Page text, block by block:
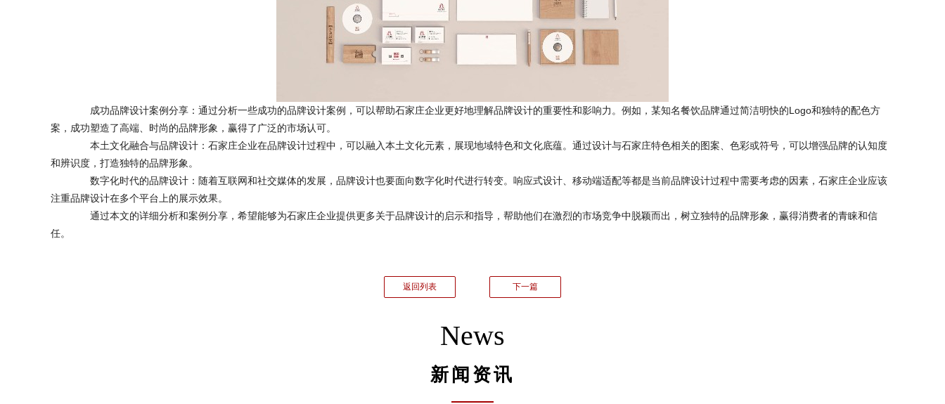
成功品牌设计案例分享：通过分析一些成功的品牌设计案例，可以帮助石家庄企业更好地理解品牌设计的重要性和影响力。例如，某知名餐饮品牌通过简洁明快的Logo和独特的配色方
案，成功塑造了高端、时尚的品牌形象，赢得了广泛的市场认可。
本土文化融合与品牌设计：石家庄企业在品牌设计过程中，可以融入本土文化元素，展现地域特色和文化底蕴。通过设计与石家庄特色相关的图案、色彩或符号，可以增强品牌的认知度
和辨识度，打造独特的品牌形象。
数字化时代的品牌设计：随着互联网和社交媒体的发展，品牌设计也要面向数字化时代进行转变。响应式设计、移动端适配等都是当前品牌设计过程中需要考虑的因素，石家庄企业应该
注重品牌设计在多个平台上的展示效果。
通过本文的详细分析和案例分享，希望能够为石家庄企业提供更多关于品牌设计的启示和指导，帮助他们在激烈的市场竞争中脱颖而出，树立独特的品牌形象，赢得消费者的青睐和信
任。
返回列表 下一篇
News
新闻资讯